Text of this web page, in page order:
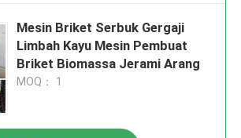
Mesin Briket Serbuk Gergaji
Limbah Kayu Mesin Pembuat
Briket Biomassa Jerami Arang
MOQ： 1